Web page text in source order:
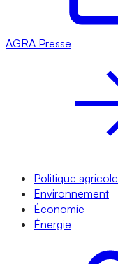
AGRA Presse
Politique agricole
Environnement
Économie
Énergie